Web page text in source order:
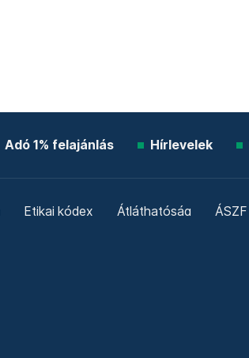
Adó 1% felajánlás Hírlevelek
Etikai kódex Átláthatóság ÁSZF